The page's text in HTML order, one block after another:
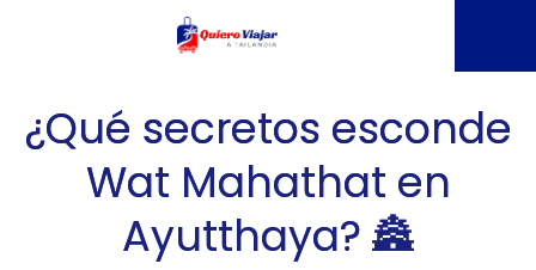
¿Qué secretos esconde
Wat Mahathat en
Ayutthaya? 🏯